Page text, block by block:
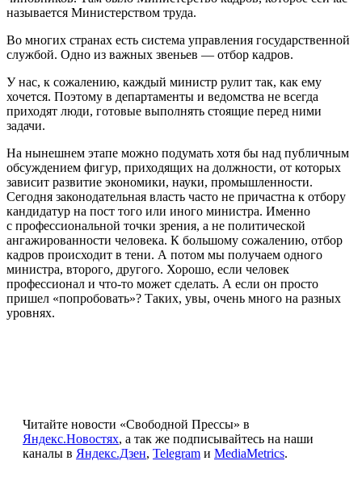
называется Министерством труда.
Во многих странах есть система управления государственной
службой. Одно из важных звеньев — отбор кадров.
У нас, к сожалению, каждый министр рулит так, как ему
хочется. Поэтому в департаменты и ведомства не всегда
приходят люди, готовые выполнять стоящие перед ними
задачи.
На нынешнем этапе можно подумать хотя бы над публичным
обсуждением фигур, приходящих на должности, от которых
зависит развитие экономики, науки, промышленности.
Сегодня законодательная власть часто не причастна к отбору
кандидатур на пост того или иного министра. Именно
с профессиональной точки зрения, а не политической
ангажированности человека. К большому сожалению, отбор
кадров происходит в тени. А потом мы получаем одного
министра, второго, другого. Хорошо, если человек
профессионал и что-то может сделать. А если он просто
пришел «попробовать»? Таких, увы, очень много на разных
уровнях.
Читайте новости «Свободной Прессы» в
Яндекс.Новостях, а так же подписывайтесь на наши
каналы в Яндекс.Дзен, Telegram и MediaMetrics.